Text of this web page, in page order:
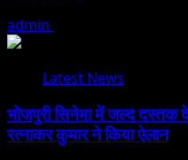
admin
Latest News
भोजपुरी सिनेमा में जल्द दस्तक
रत्नाकर कुमार ने किया ऐलान